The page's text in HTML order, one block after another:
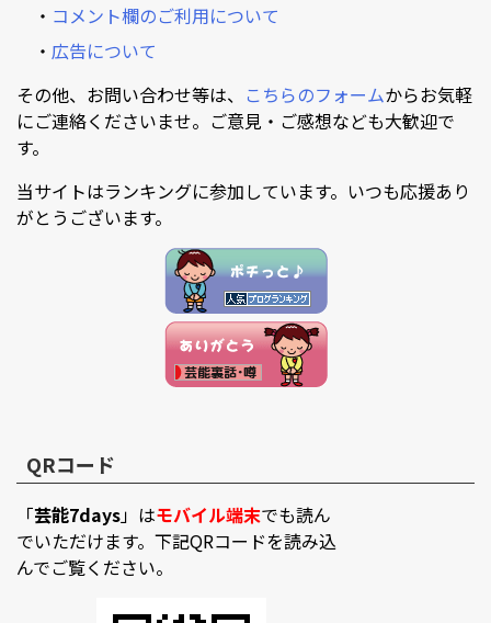
・ コメント欄のご利用について
・ 広告について
その他、お問い合わせ等は、 こちらのフォームからお気軽
にご連絡くださいませ。ご意見・ご感想なども大歓迎で
す。
当サイトはランキングに参加しています。いつも応援あり
がとうございます。
QRコード
「芸能7days」はモバイル端末でも読ん
でいただけます。下記QRコードを読み込
んでご覧ください。